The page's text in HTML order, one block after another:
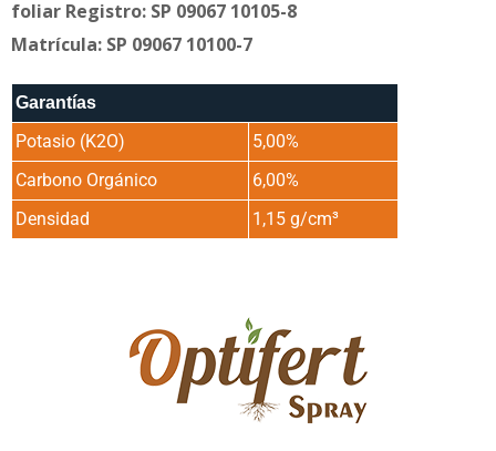
foliar Registro: SP 09067 10105-8
Matrícula: SP 09067 10100-7
Garantías
Potasio (K2O)
5,00%
Carbono Orgánico
6,00%
Densidad
1,15 g/cm³